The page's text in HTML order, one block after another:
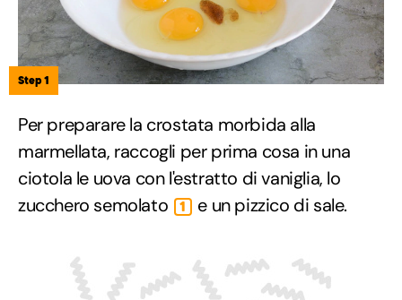
Step 1
Per preparare la crostata morbida alla
marmellata, raccogli per prima cosa in una
ciotola le uova con l'estratto di vaniglia, lo
zucchero semolato
1 e un pizzico di sale.